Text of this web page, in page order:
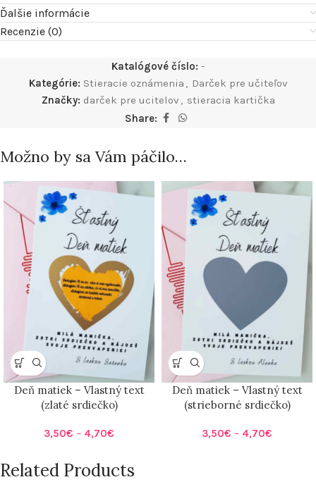
Ďalšie informácie
Recenzie (0)
Katalógové číslo: -
Kategórie: Stieracie oznámenia , Darček pre učiteľov
Značky: darček pre ucitelov , stieracia kartička
Share:
Možno by sa Vám páčilo…
Deň matiek – Vlastný text
(zlaté srdiečko)
3,50€ – 4,70€
Deň matiek – Vlastný text
(strieborné srdiečko)
3,50€ – 4,70€
Related Products